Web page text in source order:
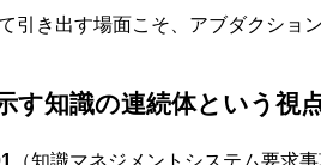
引き出す場面こそ、アブダクショ
す知識の連続体という視